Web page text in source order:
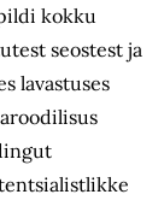
kokku
seostest ja
lavastuses